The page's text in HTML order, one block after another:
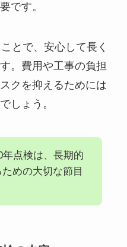
です。
とで、安心して長く
。費用や工事の負担
クを抑えるためには
しょう。
年点検は、長期的
めの大切な節目